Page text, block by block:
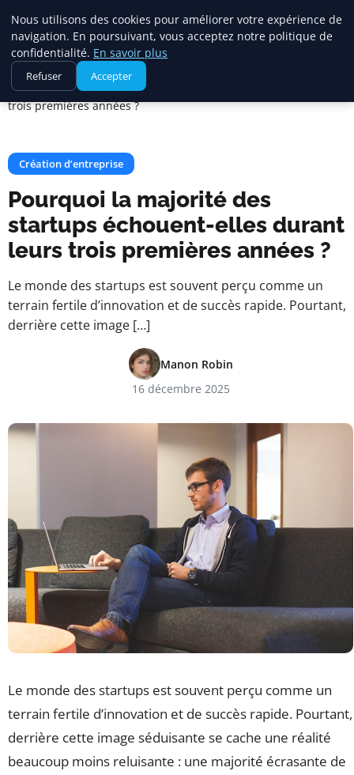
Maadi Gazette
Accueil
Création d’entreprise
Pourquoi la majorité des startups échouent-elles durant leurs
trois premières années ?
Création d’entreprise
Pourquoi la majorité des
startups échouent-elles durant
leurs trois premières années ?
Le monde des startups est souvent perçu comme un
terrain fertile d’innovation et de succès rapide. Pourtant,
derrière cette image […]
Manon Robin
16 décembre 2025
Le monde des startups est souvent perçu comme un
terrain fertile d’innovation et de succès rapide. Pourtant,
derrière cette image séduisante se cache une réalité
beaucoup moins reluisante : une majorité écrasante de
Nous utilisons des cookies pour améliorer votre expérience de
navigation. En poursuivant, vous acceptez notre politique de
confidentialité. En savoir plus
Refuser Accepter